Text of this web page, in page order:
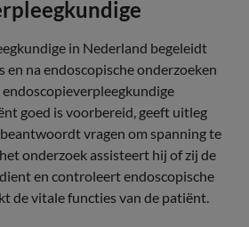
in Nederland begeleidt
na endoscopische onderzoeken
goed is voorbereid, geeft uitleg
vragen om spanning te
onderzoek assisteert hij of zij de
en controleert endoscopische
de vitale functies van de patiënt.